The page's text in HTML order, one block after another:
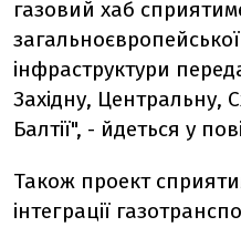
газовий хаб
інфраструктури
Західну, Центральну,
Балтії", - йдеться у
Також проект
інтеграції